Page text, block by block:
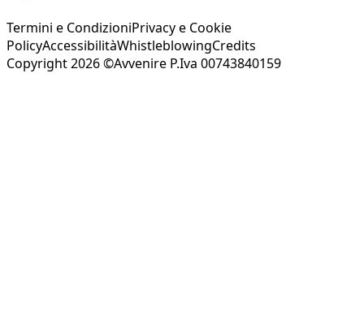
Termini e CondizioniPrivacy e Cookie
PolicyAccessibilitàWhistleblowingCredits
Copyright 2026 ©Avvenire P.Iva 00743840159